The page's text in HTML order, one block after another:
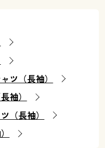
ツ（長袖）
袖）
（長袖）